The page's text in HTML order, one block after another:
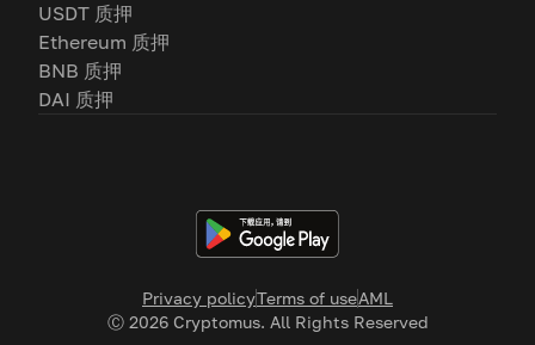
Privacy policyTerms of useAML
Ⓒ 2026Cryptomus. All Rights Reserved
USDT 质押
Ethereum 质押
BNB 质押
DAI 质押